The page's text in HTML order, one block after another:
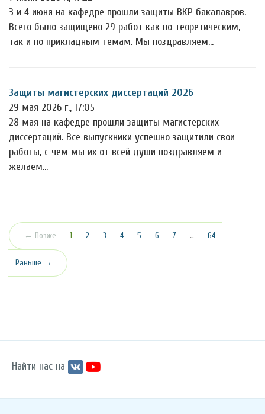
3 и 4 июня на кафедре прошли защиты ВКР бакалавров.
Всего было защищено 29 работ как по теоретическим,
так и по прикладным темам. Мы поздравляем…
Защиты магистерских диссертаций 2026
29 мая 2026 г., 17:05
28 мая на кафедре прошли защиты магистерских
диссертаций. Все выпускники успешно защитили свои
работы, с чем мы их от всей души поздравляем и
желаем…
← Позже 1 (текущая)
2 3 4 5 6 7 … 64
Раньше →
Найти нас на